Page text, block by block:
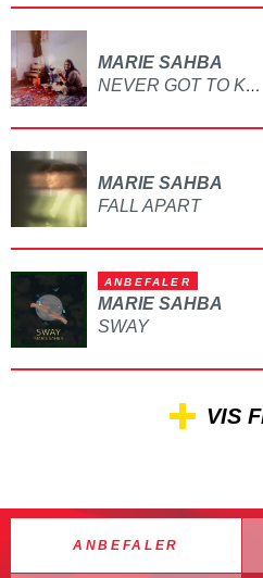
MARIE SAHBA
NEVER GOT TO KNOW YOU
MARIE SAHBA
FALL APART
ANBEFALER
MARIE SAHBA
SWAY
VIS
ANBEFALER